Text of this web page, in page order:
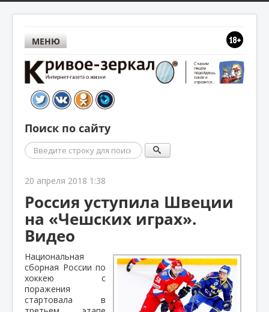
МЕНЮ
Поиск по сайту
Поиск
20 апреля 2018 1:38
Россия уступила Швеции
на «Чешских играх».
Видео
Национальная
сборная России по
хоккею с
поражения
стартовала в